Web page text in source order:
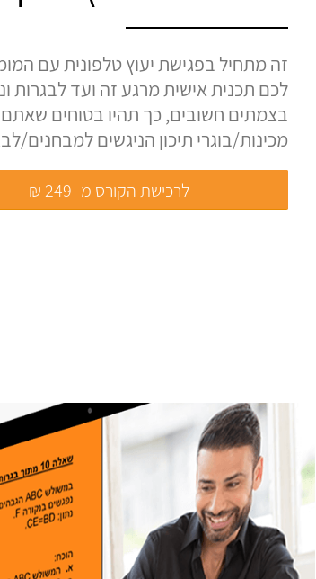
זה מתחיל בפגישת יעוץ טלפונית עם
לכם תכנית אישית מרגע זה ועד לבגרות
בצמתים חשובים, כך תהיו בטוחים שאתם
מכינות/בוגרי תיכון הניגשים למבחנים/
לרכישת הקורס מ- 249 ₪